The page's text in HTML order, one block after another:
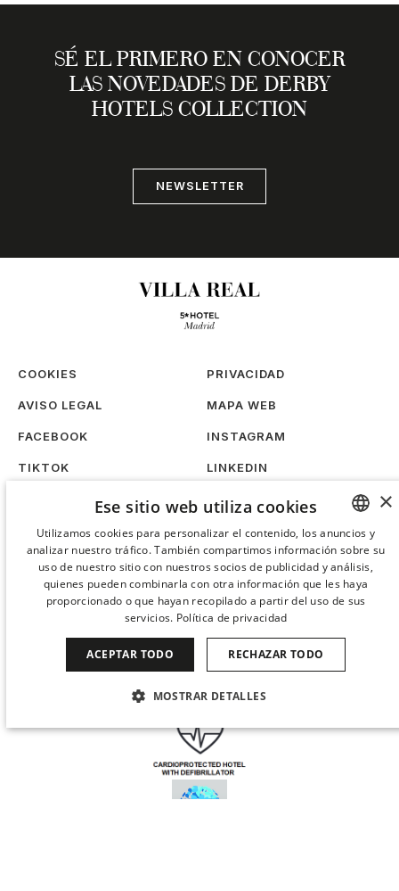
SÉ EL PRIMERO EN CONOCER
LAS NOVEDADES DE DERBY
HOTELS COLLECTION
NEWSLETTER
COOKIES PRIVACIDAD
AVISO LEGAL MAPA WEB
FACEBOOK INSTAGRAM
TIKTOK LINKEDIN
TRABAJA CON NOSOTROS SOSTENIBILIDAD
SPANISH
ENGLISH
GERMAN
FRENCH
CHINESE (SIMPLIFIED)
×
Ese sitio web utiliza cookies
Utilizamos cookies para personalizar el contenido, los anuncios y
analizar nuestro tráfico. También compartimos información sobre su
uso de nuestro sitio con nuestros socios de publicidad y análisis,
quienes pueden combinarla con otra información que les haya
proporcionado o que hayan recopilado a partir del uso de sus
servicios. Política de privacidad
ACEPTAR TODO RECHAZAR TODO
MOSTRAR DETALLES
COOKIES ESTRICTAMENTE NECESARIAS
COOKIES DE RENDIMIENTO